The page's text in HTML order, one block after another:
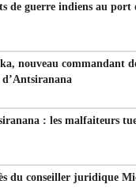
de guerre indiens au port
nouveau commandant
: les malfaiteurs
du conseiller juridique